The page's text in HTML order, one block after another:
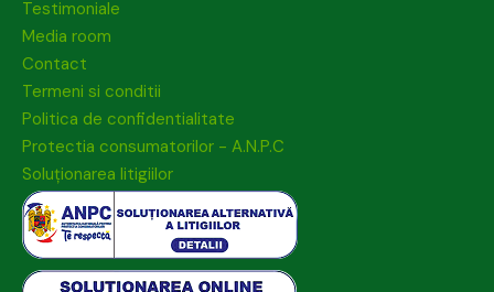
Testimoniale
Media room
Contact
Termeni si conditii
Politica de confidentialitate
Protectia consumatorilor - A.N.P.C
Soluționarea litigiilor